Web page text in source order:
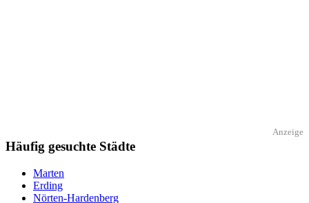
Anzeige
Häufig gesuchte Städte
Marten
Erding
Nörten-Hardenberg